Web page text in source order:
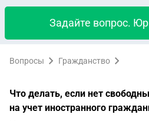
Задайте вопрос.
Вопросы Гражданство
Что делать, если нет
на учет иностранного